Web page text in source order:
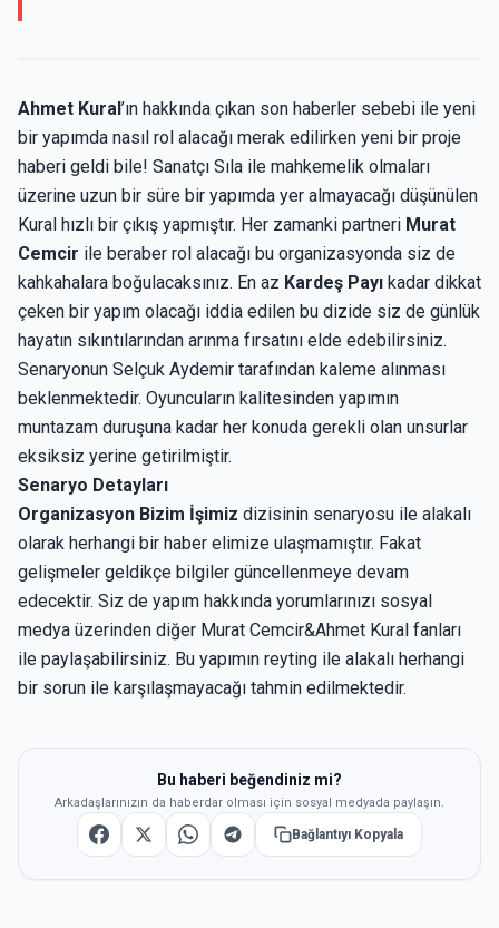
Ahmet Kural’ın hakkında çıkan son haberler sebebi ile yeni
bir yapımda nasıl rol alacağı merak edilirken yeni bir proje
haberi geldi bile! Sanatçı Sıla ile mahkemelik olmaları
üzerine uzun bir süre bir yapımda yer almayacağı düşünülen
Kural hızlı bir çıkış yapmıştır. Her zamanki partneri Murat
Cemcir ile beraber rol alacağı bu organizasyonda siz de
kahkahalara boğulacaksınız. En az Kardeş Payı kadar dikkat
çeken bir yapım olacağı iddia edilen bu dizide siz de günlük
hayatın sıkıntılarından arınma fırsatını elde edebilirsiniz.
Senaryonun Selçuk Aydemir tarafından kaleme alınması
beklenmektedir. Oyuncuların kalitesinden yapımın
muntazam duruşuna kadar her konuda gerekli olan unsurlar
eksiksiz yerine getirilmiştir.
Senaryo Detayları
Organizasyon Bizim İşimiz dizisinin senaryosu ile alakalı
olarak herhangi bir haber elimize ulaşmamıştır. Fakat
gelişmeler geldikçe bilgiler güncellenmeye devam
edecektir. Siz de yapım hakkında yorumlarınızı sosyal
medya üzerinden diğer Murat Cemcir&Ahmet Kural fanları
ile paylaşabilirsiniz. Bu yapımın reyting ile alakalı herhangi
bir sorun ile karşılaşmayacağı tahmin edilmektedir.
Bu haberi beğendiniz mi?
Arkadaşlarınızın da haberdar olması için sosyal medyada paylaşın.
Bağlantıyı Kopyala